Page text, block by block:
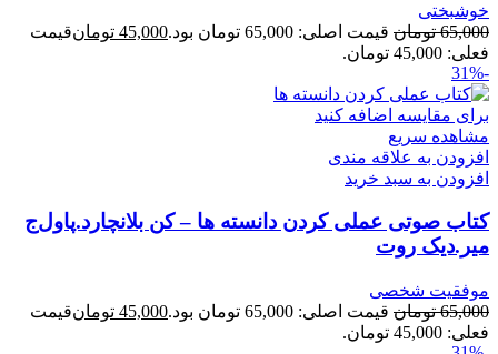
خوشبختی
65,000 تومان قیمت اصلی: 65,000 تومان بود. 45,000 تومانقیمت
فعلی: 45,000 تومان.
-31%
برای مقایسه اضافه کنید
مشاهده سریع
افزودن به علاقه مندی
افزودن به سبد خرید
کتاب صوتی عملی کردن دانسته ها – کن بلانچارد.پاول‌ج
میر.دیک روت
موفقیت شخصی
65,000 تومان قیمت اصلی: 65,000 تومان بود. 45,000 تومانقیمت
فعلی: 45,000 تومان.